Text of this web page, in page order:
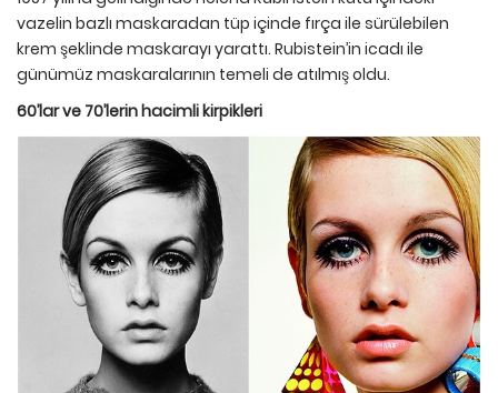
vazelin bazlı maskaradan tüp içinde fırça ile sürülebilen
krem şeklinde maskarayı yarattı. Rubistein’in icadı ile
günümüz maskaralarının temeli de atılmış oldu.
60’lar ve 70’lerin hacimli kirpikleri